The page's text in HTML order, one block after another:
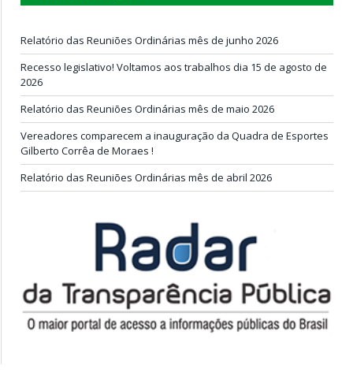
Relatório das Reuniões Ordinárias mês de junho 2026
Recesso legislativo! Voltamos aos trabalhos dia 15 de agosto de
2026
Relatório das Reuniões Ordinárias mês de maio 2026
Vereadores comparecem a inauguração da Quadra de Esportes
Gilberto Corrêa de Moraes !
Relatório das Reuniões Ordinárias mês de abril 2026